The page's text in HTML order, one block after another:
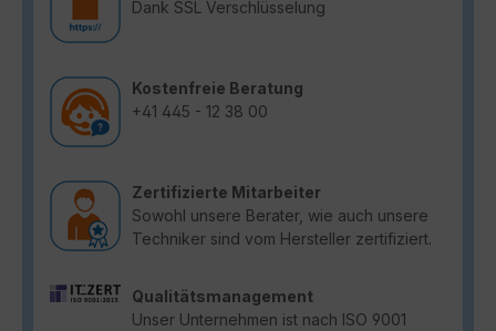
Dank SSL Verschlüsselung
Kostenfreie Beratung
+41 445 - 12 38 00
Zertifizierte Mitarbeiter
Sowohl unsere Berater, wie auch unsere
Techniker sind vom Hersteller zertifiziert.
Qualitätsmanagement
Unser Unternehmen ist nach ISO 9001